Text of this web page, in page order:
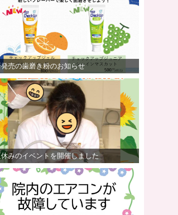
売の歯磨き粉のお知らせ
休みのイベントを開催しました